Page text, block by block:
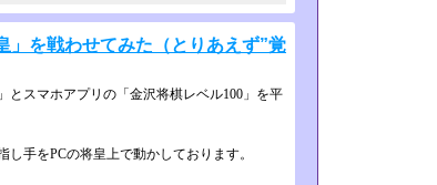
」を戦わせてみた（とりあえず”覚
とスマホアプリの「金­沢将棋レベル100」を平
手をPCの将皇上で動かし­ております。